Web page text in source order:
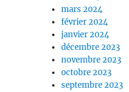
mars 2024
février 2024
janvier 2024
décembre 2023
novembre 2023
octobre 2023
septembre 2023